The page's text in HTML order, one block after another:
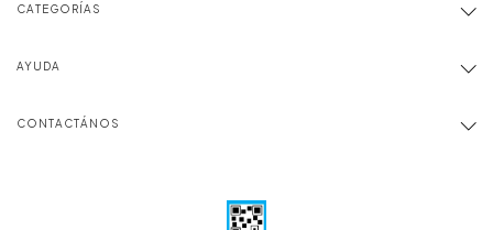
CATEGORÍAS
AYUDA
CONTACTÁNOS